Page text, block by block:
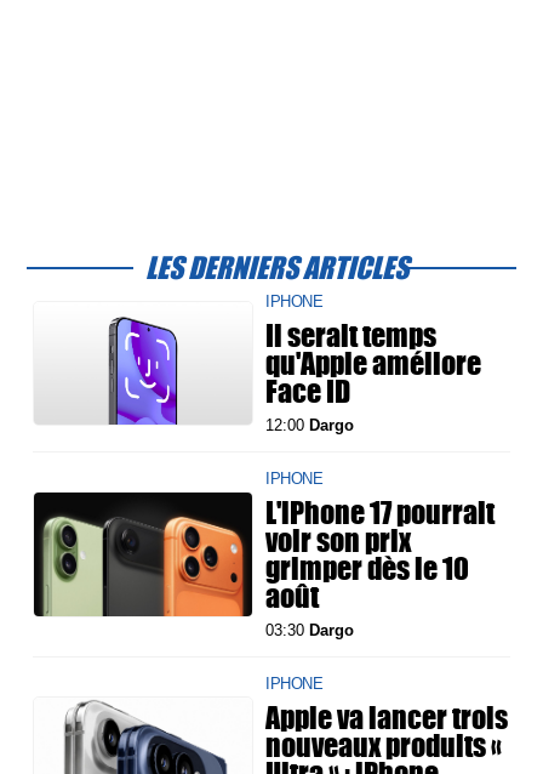
LES DERNIERS ARTICLES
IPHONE
Il serait temps
qu'Apple améliore
Face ID
12:00 Dargo
IPHONE
L'iPhone 17 pourrait
voir son prix
grimper dès le 10
août
03:30 Dargo
IPHONE
Apple va lancer trois
nouveaux produits «